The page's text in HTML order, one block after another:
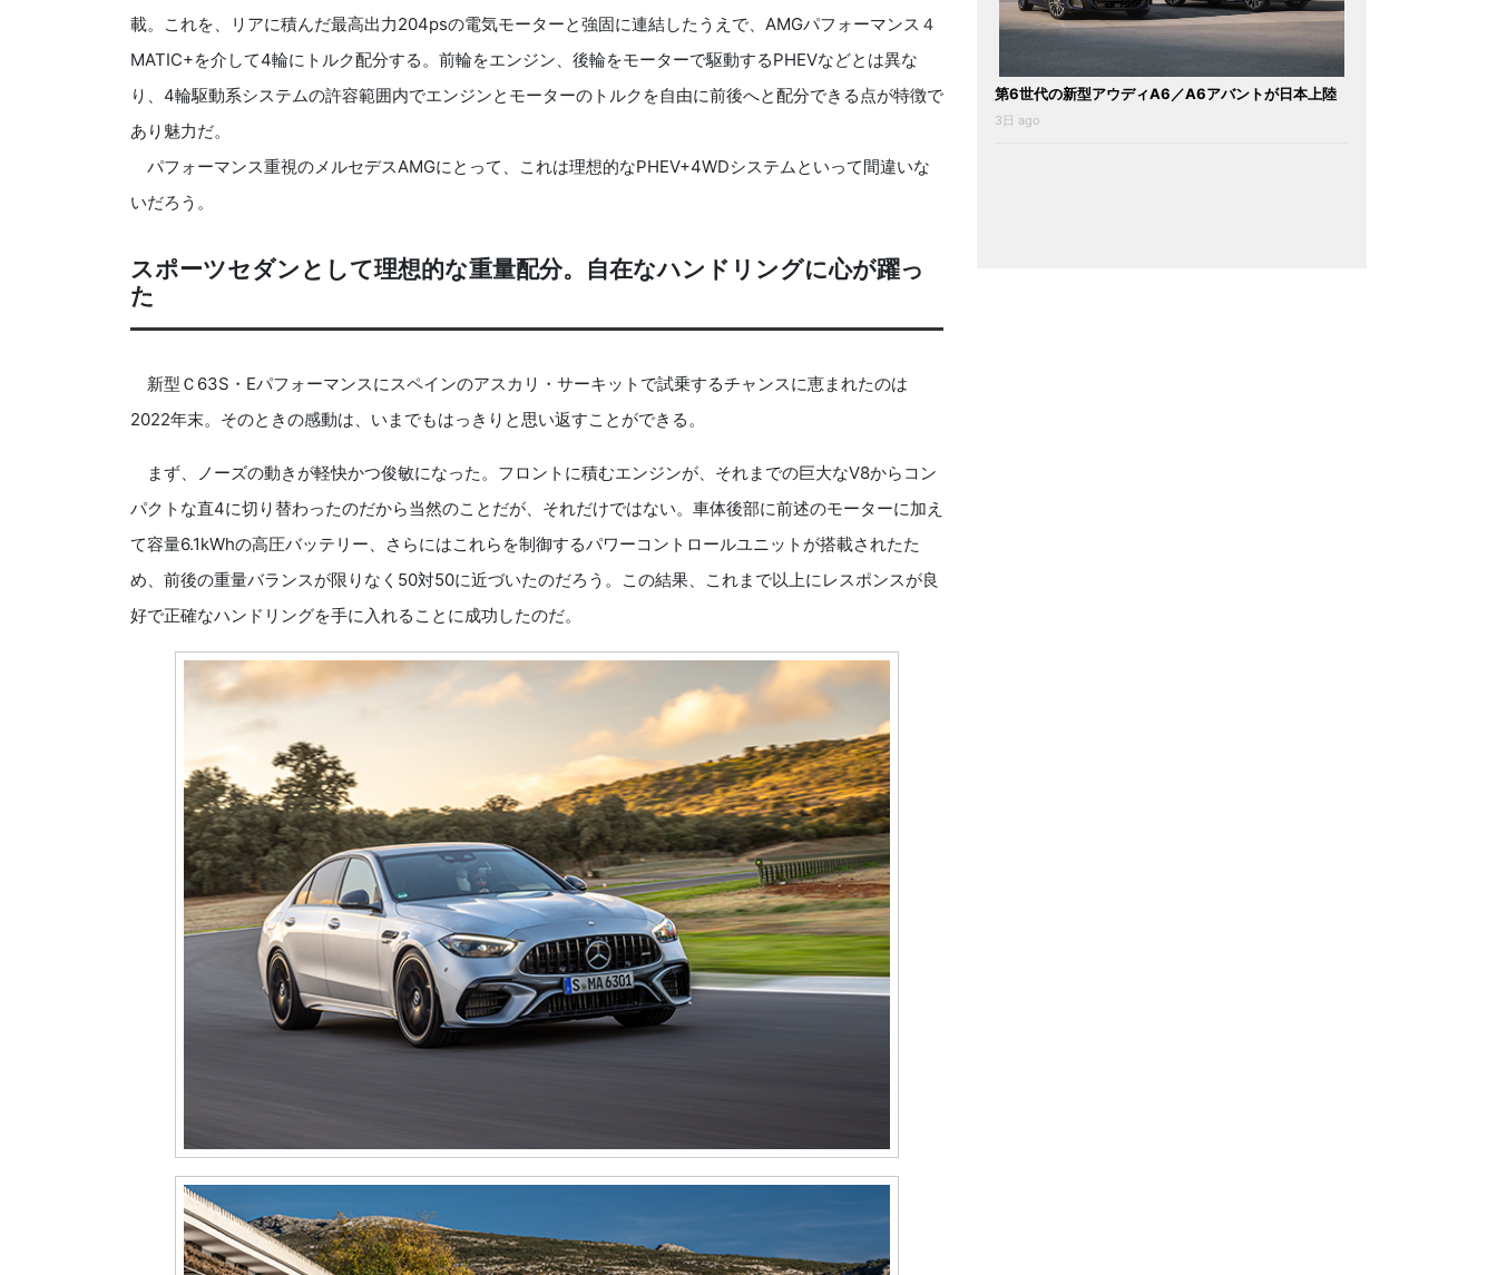
載。これを、リアに積んだ最高出力204psの電気モーターと強固に連結したうえで、AMGパフォーマンス４
MATIC+を介して4輪にトルク配分する。前輪をエンジン、後輪をモーターで駆動するPHEVなどとは異な
り、4輪駆動系システムの許容範囲内でエンジンとモーターのトルクを自由に前後へと配分できる点が特徴で
あり魅力だ。
パフォーマンス重視のメルセデスAMGにとって、これは理想的なPHEV+4WDシステムといって間違いな
いだろう。
スポーツセダンとして理想的な重量配分。自在なハンドリングに心が躍っ
た
新型Ｃ63S・Eパフォーマンスにスペインのアスカリ・サーキットで試乗するチャンスに恵まれたのは
2022年末。そのときの感動は、いまでもはっきりと思い返すことができる。
まず、ノーズの動きが軽快かつ俊敏になった。フロントに積むエンジンが、それまでの巨大なV8からコン
パクトな直4に切り替わったのだから当然のことだが、それだけではない。車体後部に前述のモーターに加え
て容量6.1kWhの高圧バッテリー、さらにはこれらを制御するパワーコントロールユニットが搭載されたた
め、前後の重量バランスが限りなく50対50に近づいたのだろう。この結果、これまで以上にレスポンスが良
好で正確なハンドリングを手に入れることに成功したのだ。
第6世代の新型アウディA6／A6アバントが日本上陸
3日 ago